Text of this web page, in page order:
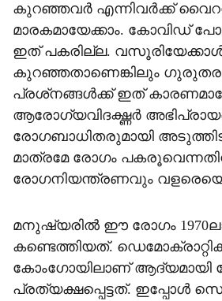
കുറഞ്ഞവര്‍ എന്നിവര്‍ക്ക്
മാരകമായേക്കാം. കോവിഡ്
ഇത് പകരില്ല.
കുറഞ്ഞതാണെങ്കിലും
പ്രശ്‌നങ്ങള്‍ക്ക് ഇത്
ആരോഗ്യവിദഗ്ദ്ധര്‍
രോഗബാധിതരുമായി
മാത്രമേ രോഗം
രോഗനിയന്ത്രണവും
മനുഷ്യരില്‍ ഈ രോഗം
കണ്ടെത്തിയത്.
കോംഗോയിലാണ് ആദ്യമായി
പ്രത്യക്ഷപ്പെട്ടത്. ഇപ്പോള്‍